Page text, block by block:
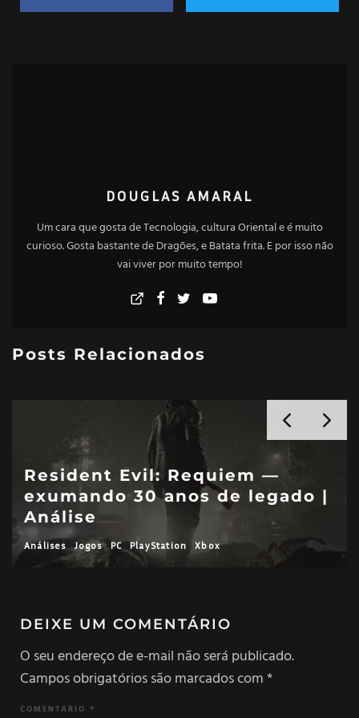
DOUGLAS AMARAL
Um cara que gosta de Tecnologia, cultura Oriental e é muito
curioso. Gosta bastante de Dragões, e Batata frita. E por isso não
vai viver por muito tempo!
Posts Relacionados
Resident Evil: Requiem —
exumando 30 anos de legado |
Análise
Análises Jogos PC PlayStation Xbox
DEIXE UM COMENTÁRIO
O seu endereço de e-mail não será publicado.
Campos obrigatórios são marcados com*
COMENTÁRIO *